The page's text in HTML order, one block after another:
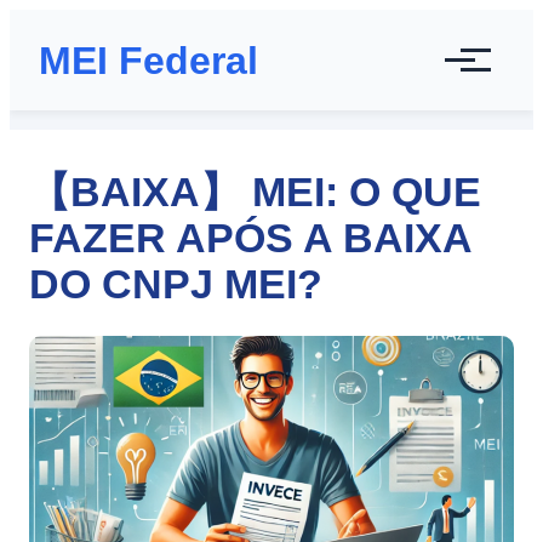
MEI Federal
【BAIXA】 MEI: O QUE
FAZER APÓS A BAIXA
DO CNPJ MEI?